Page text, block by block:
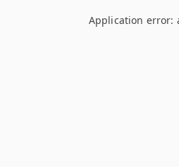
Application error: